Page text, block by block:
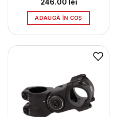
16724201
246.00 lei
ADAUGĂ ÎN COȘ